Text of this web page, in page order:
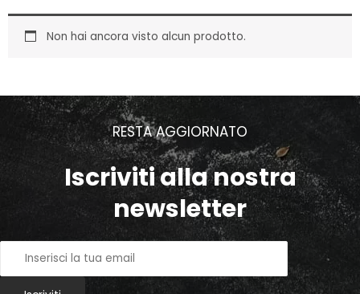
Non hai ancora visto alcun prodotto.
RESTA AGGIORNATO
Iscriviti alla nostra
newsletter